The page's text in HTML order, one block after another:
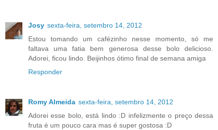
Josy sexta-feira, setembro 14, 2012
Estou tomando um cafézinho nesse momento, só me
faltava uma fatia bem generosa desse bolo delicioso.
Adorei, ficou lindo. Beijinhos ótimo final de semana amiga
Responder
Romy Almeida sexta-feira, setembro 14, 2012
Adorei esse bolo, está lindo :D infelizmente o preço dessa
fruta é um pouco cara mas é super gostosa :D